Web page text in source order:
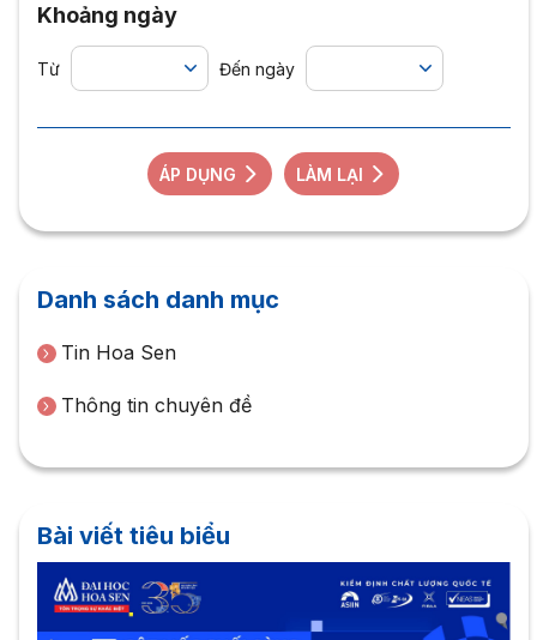
Khoảng ngày
Từ Đến ngày
ÁP DỤNG LÀM LẠI
Danh sách danh mục
Tin Hoa Sen
Thông tin chuyên đề
Bài viết tiêu biểu